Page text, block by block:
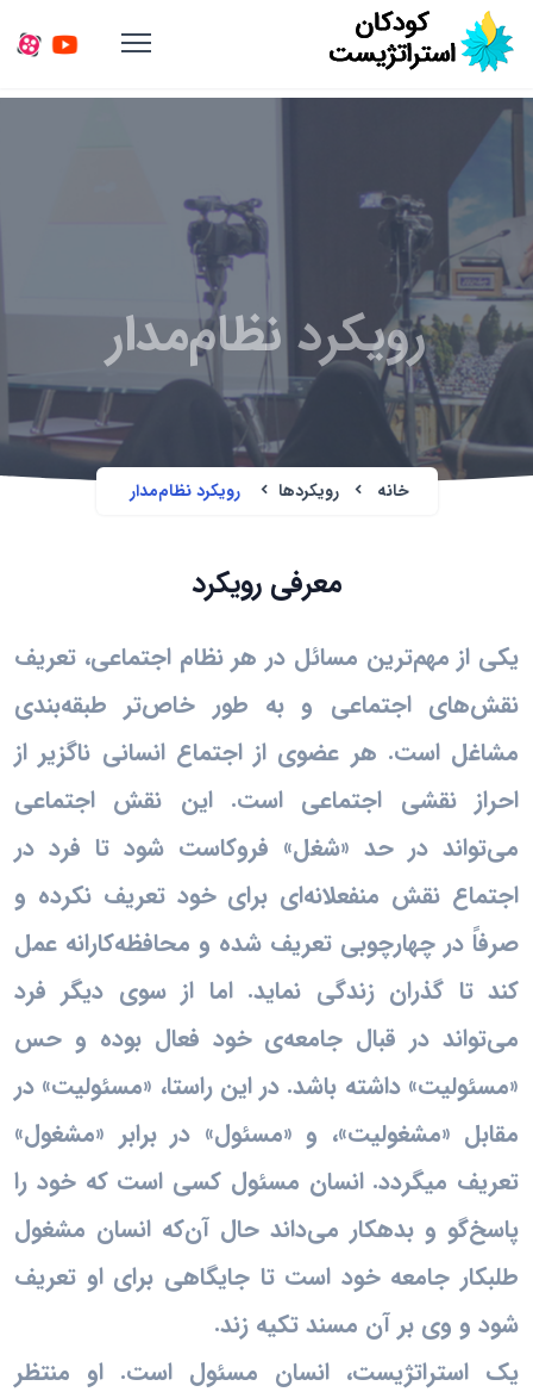
رویکرد نظام‌مدار
خانه رویکردها رویکرد نظام‌مدار
معرفی رویکرد
یکی از مهم‌ترین مسائل در هر نظام اجتماعی، تعریف
نقش‌های اجتماعی و به طور خاص‌تر طبقه‌بندی
مشاغل است. هر عضوی از اجتماع انسانی ناگزیر از
احراز نقشی اجتماعی است. این نقش اجتماعی
می‌تواند در حد «شغل» فروکاست شود تا فرد در
اجتماع نقش منفعلانه‌ای برای خود تعریف نکرده و
صرفاً در چهارچوبی تعریف شده و محافظه‌کارانه عمل
کند تا گذران زندگی نماید. اما از سوی دیگر فرد
می‌تواند در قبال جامعه‌ی خود فعال بوده و حس
«مسئولیت» داشته باشد. در این راستا، «مسئولیت» در
مقابل «مشغولیت»، و «مسئول» در برابر «مشغول»
تعریف می‎گردد. انسان مسئول کسی است که خود را
پاسخ‌گو و بدهکار می‌داند حال آن‌که انسان مشغول
طلبکار جامعه خود است تا جایگاهی برای او تعریف
شود و وی بر آن مسند تکیه زند.
یک استراتژیست، انسان مسئول است. او منتظر